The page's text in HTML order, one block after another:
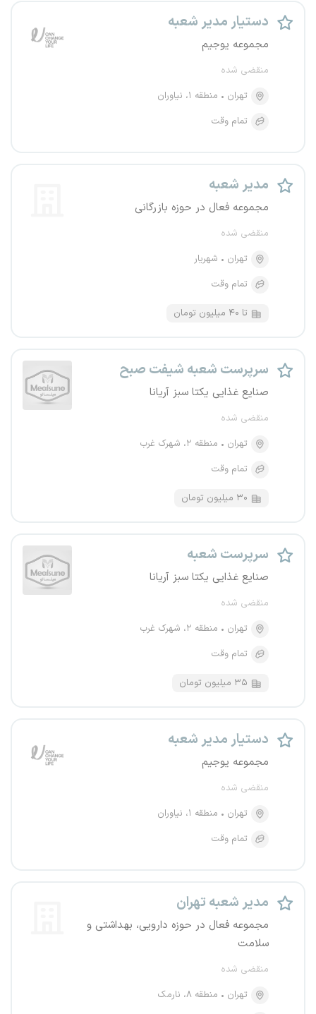
دستیار مدیر شعبه
مجموعه یوجیم
منقضی شده
تهران
منطقه ۱، نیاوران
تمام وقت
مدیر شعبه
مجموعه فعال در حوزه بازرگانی
منقضی شده
تهران
شهریار
تمام وقت
تا ۴۰ میلیون تومان
سرپرست شعبه شیفت صبح
صنایع غذایی یکتا سبز آریانا
منقضی شده
تهران
منطقه ۲، شهرک غرب
تمام وقت
۳۰ میلیون تومان
سرپرست شعبه
صنایع غذایی یکتا سبز آریانا
منقضی شده
تهران
منطقه ۲، شهرک غرب
تمام وقت
۳۵ میلیون تومان
دستیار مدیر شعبه
مجموعه یوجیم
منقضی شده
تهران
منطقه ۱، نیاوران
تمام وقت
مدیر شعبه تهران
مجموعه فعال در حوزه دارویی، بهداشتی و
سلامت
منقضی شده
تهران
منطقه ۸، نارمک